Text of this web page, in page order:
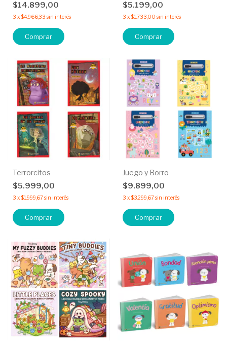
$14.899,00
3 x$4.966,33 sin interés
Comprar
$5.199,00
3 x$1.733,00 sin interés
Comprar
Terrorcitos
$5.999,00
3 x$1.999,67sin interés
Comprar
Juego y Borro
$9.899,00
3 x$3.299,67sin interés
Comprar